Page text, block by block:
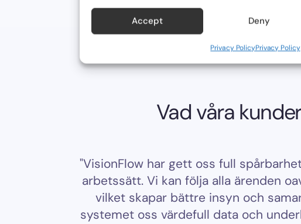
Funktioner
Matchar och kombinerar data från andra datakällor, Länka
Säkerställa säkerhet, förhindra och upptäcka
Accept Deny
Privacy PolicyPrivacy Policy
Vad våra
"VisionFlow har gett oss full spårbarhet och
arbetssätt. Vi kan följa alla ärenden oavsett ägare
vilket skapar bättre insyn och samarbete.
systemet oss värdefull data och underlag som